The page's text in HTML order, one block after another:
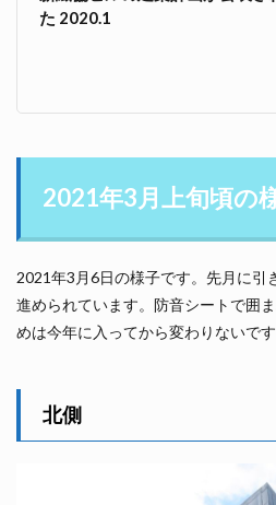
た 2020.1
2021年3月上旬頃の
2021年3月6日の様子です。先月に引
進められています。防音シートで囲
めは今年に入ってから変わりないです
北側